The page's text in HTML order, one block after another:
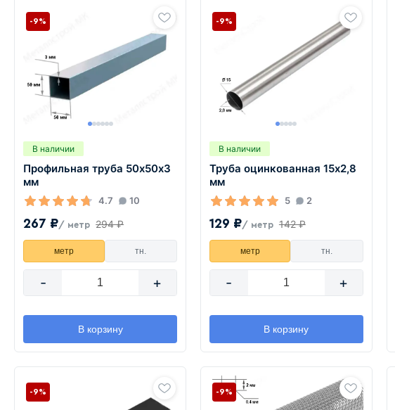
В наличии
Профильная труба 50х50х3
мм
4.7 10
267 ₽/ метр 294 ₽
-9%
метр тн.
- +
В корзину
В наличии
Труба оцинкованная 15х2,8
мм
5 2
129 ₽/ метр 142 ₽
-9%
метр тн.
- +
В корзину
-9% -9%